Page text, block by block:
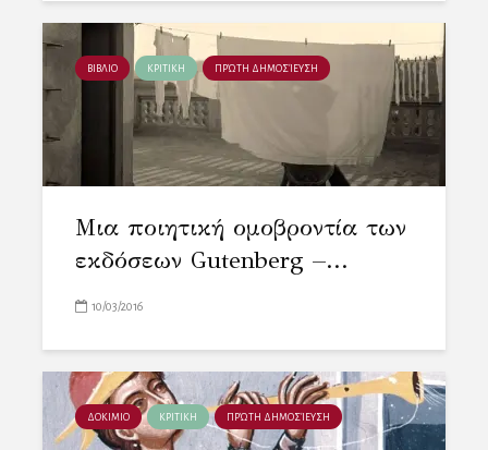
ΒΙΒΛΙΟ ΚΡΙΤΙΚΗ ΠΡΏΤΗ ΔΗΜΟΣΊΕΥΣΗ
Μια ποιητική ομοβροντία των
εκδόσεων Gutenberg –...
10/03/2016
ΔΟΚΙΜΙΟ ΚΡΙΤΙΚΗ ΠΡΏΤΗ ΔΗΜΟΣΊΕΥΣΗ